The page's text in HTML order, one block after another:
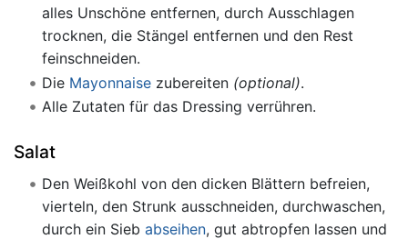
alles Unschöne entfernen, durch Ausschlagen
trocknen, die Stängel entfernen und den Rest
feinschneiden.
Die Mayonnaisezubereiten (optional).
Alle Zutaten für das Dressing verrühren.
Salat
Den Weißkohl von den dicken Blättern befreien,
vierteln, den Strunk ausschneiden, durchwaschen,
durch ein Sieb abseihen, gut abtropfen lassen und